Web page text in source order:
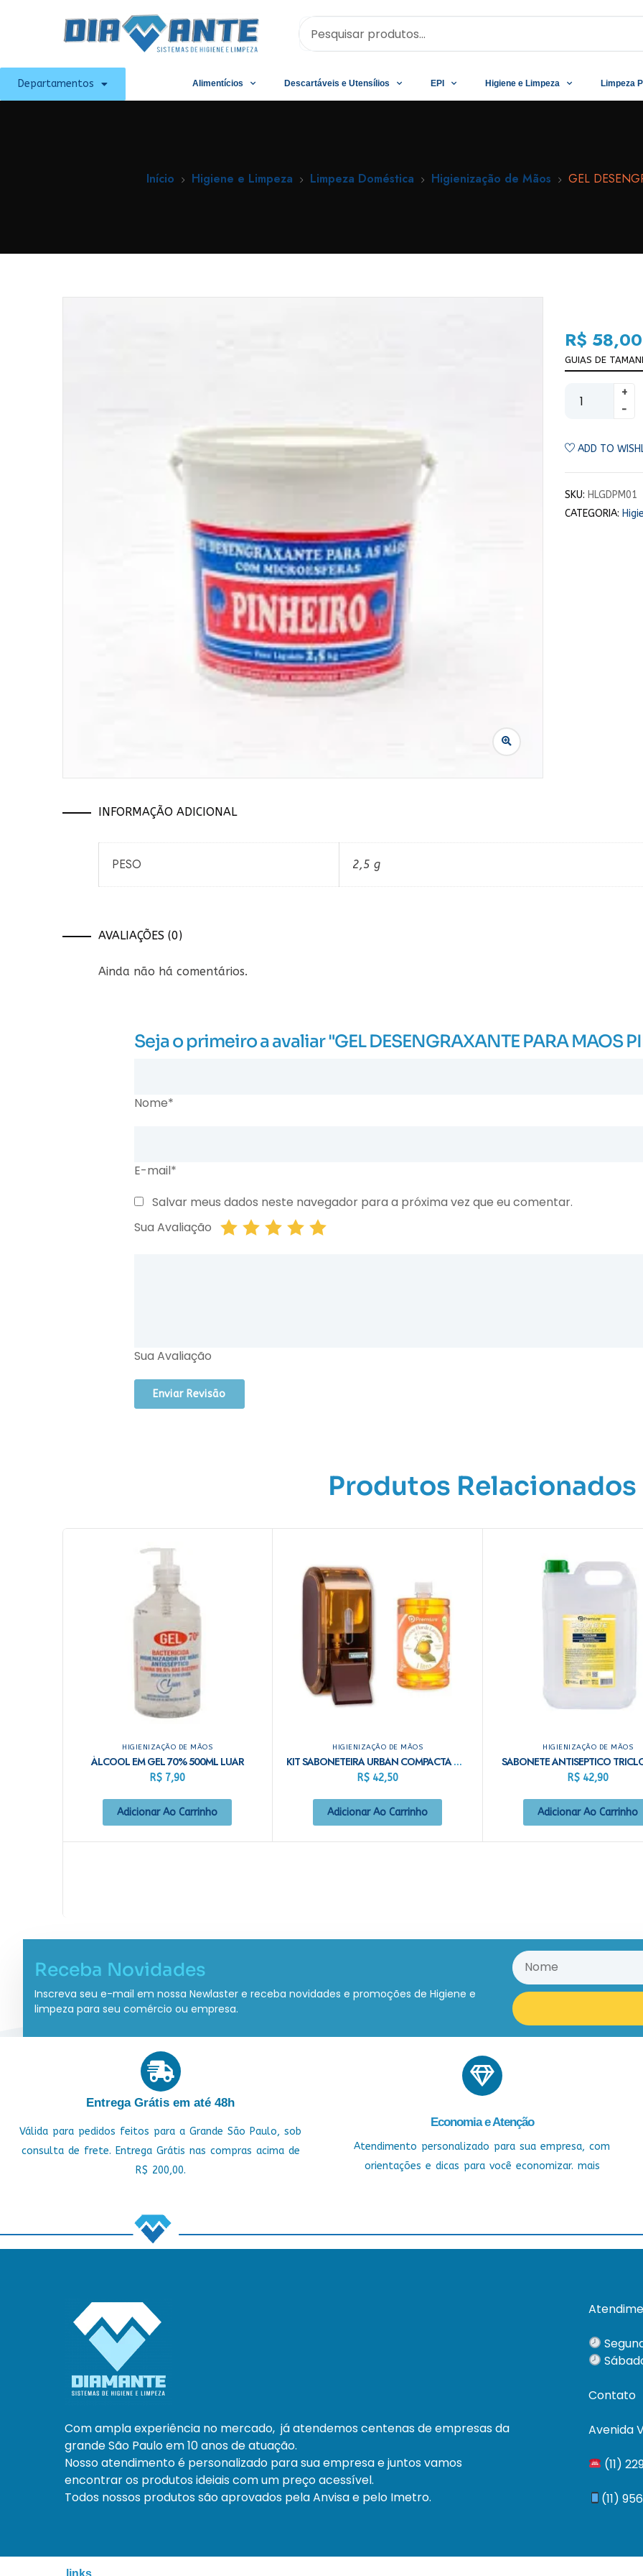
Departamentos Alimentícios Descartáveis e Utensílios EPI Higiene e Limpeza Limpeza
Início Higiene e Limpeza Limpeza Doméstica Higienização de Mãos GEL
R$ 58,00
GUIAS DE
ADD TO
SKU: HLGDPM01
CATEGORIA:
INFORMAÇÃO ADICIONAL
PESO 2,5 g
AVALIAÇÕES (0)
Ainda não há comentários.
Seja o primeiro a avaliar "GEL DESENGRAXANTE PARA MAOS
Nome*
E-mail*
Salvar meus dados neste navegador para a próxima vez que eu comentar.
Sua Avaliação
Sua Avaliação
Produtos Relacionados
HIGIENIZAÇÃO DE MÃOS
ÁLCOOL EM GEL 70% 500ML LUAR
R$7,90
Adicionar Ao Carrinho
HIGIENIZAÇÃO DE MÃOS
KIT SABONETEIRA URBAN COMPACTA MARROM
R$42,50
Adicionar Ao Carrinho
HIGIENIZAÇÃO DE MÃOS
SABONETE ANTISEPTICO
R$42,90
Adicionar Ao Carrinho
Receba Novidades
Inscreva seu e-mail em nossa Newlaster e receba novidades e promoções de Higiene e
limpeza para seu comércio ou empresa.
Entrega Grátis em até 48h
Válida para pedidos feitos para a Grande São Paulo, sob
consulta de frete. Entrega Grátis nas compras acima de
R$ 200,00.
Economia e Atenção
Atendimento personalizado para sua empresa, com
orientações e dicas para você economizar. mais
Com ampla experiência no mercado, já atendemos centenas de empresas da
grande São Paulo em 10 anos de atuação.
Nosso atendimento é personalizado para sua empresa e juntos vamos
encontrar os produtos ideiais com um preço acessível.
Todos nossos produtos são aprovados pela Anvisa e pelo Imetro.
Contato
Avenida
(11)
(11)
links